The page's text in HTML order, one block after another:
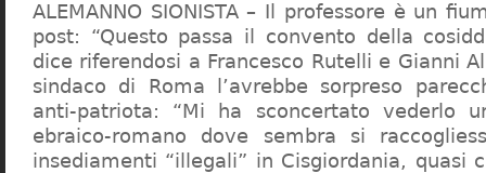
ALEMANNO SIONISTA – Il professore è un
post: “Questo passa il convento della
dice riferendosi a Francesco Rutelli e Gianni
sindaco di Roma l’avrebbe sorpreso
anti-patriota: “Mi ha sconcertato vederlo
ebraico-romano dove sembra si
insediamenti “illegali” in Cisgiordania, quasi